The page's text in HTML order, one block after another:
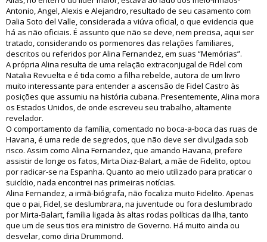
Antonio, Angel, Alexis e Alejandro, resultado de seu casamento com
Dalia Soto del Valle, considerada a viúva oficial, o que evidencia que
há as não oficiais. É assunto que não se deve, nem precisa, aqui ser
tratado, considerando os pormenores das relações familiares,
descritos ou referidos por Alina Fernandez, em suas “Memórias”.
A própria Alina resulta de uma relação extraconjugal de Fidel com
Natalia Revuelta e é tida como a filha rebelde, autora de um livro
muito interessante para entender a ascensão de Fidel Castro às
posições que assumiu na história cubana. Presentemente, Alina mora
os Estados Unidos, de onde escreveu seu trabalho, altamente
revelador.
O comportamento da família, comentado no boca-a-boca das ruas de
Havana, é uma rede de segredos, que não deve ser divulgada sob
risco. Assim como Alina Fernandez, que amando Havana, prefere
assistir de longe os fatos, Mirta Diaz-Balart, a mãe de Fidelito, optou
por radicar-se na Espanha. Quanto ao meio utilizado para praticar o
suicídio, nada encontrei nas primeiras notícias.
Alina Fernandez, a irmã-biógrafa, não focaliza muito Fidelito. Apenas
que o pai, Fidel, se deslumbrara, na juventude ou fora deslumbrado
por Mirta-Balart, família ligada às altas rodas políticas da Ilha, tanto
que um de seus tios era ministro de Governo. Há muito ainda ou
desvelar, como diria Drummond.